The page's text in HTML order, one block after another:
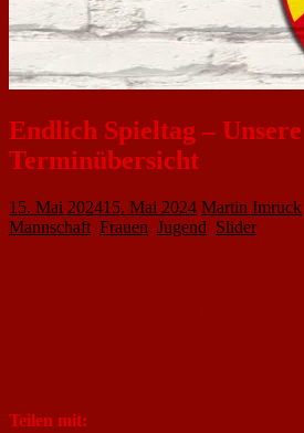
Endlich Spieltag – Unsere
Terminübersicht
15. Mai 202415. Mai 2024 Martin Imruck
Mannschaft Frauen Jugend Slider
Teilen mit: